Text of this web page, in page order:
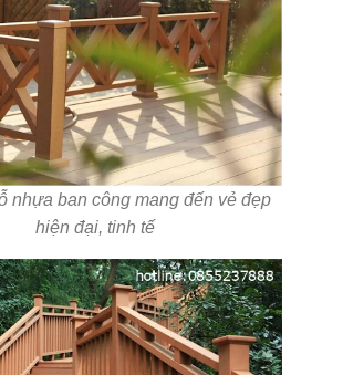
nhựa ban công mang đến vẻ đẹp
hiện đại, tinh tế